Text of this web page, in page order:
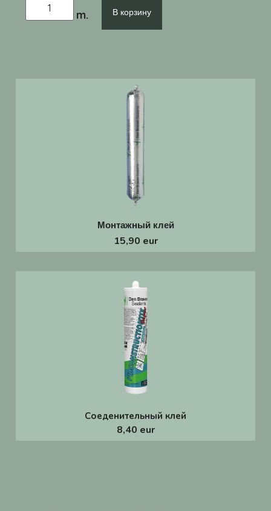
В корзину
Монтажный клей
15,90 eur
Соеденительный клей
8,40 eur